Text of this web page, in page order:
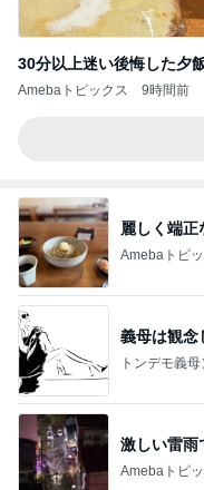
30分以上迷い後悔した夕
Amebaトピックス 9時間前
麗しく端正
Amebaトピ
義母は観念
トンデモ義
激しい雷雨
Amebaトピ